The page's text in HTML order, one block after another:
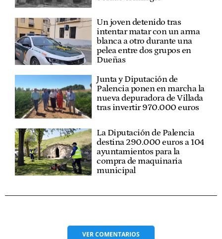
Un joven detenido tras
intentar matar con un arma
blanca a otro durante una
pelea entre dos grupos en
Dueñas
Junta y Diputación de
Palencia ponen en marcha la
nueva depuradora de Villada
tras invertir 970.000 euros
La Diputación de Palencia
destina 290.000 euros a 104
ayuntamientos para la
compra de maquinaria
municipal
VERCOMENTARIOS